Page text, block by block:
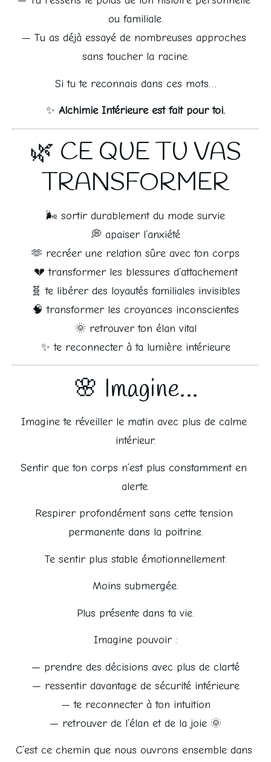
ou familiale.
— Tu as déjà essayé de nombreuses approches
sans toucher la racine.
Si tu te reconnais dans ces mots…
✨ Alchimie Intérieure est fait pour toi.
🌿 CE QUE TU VAS
TRANSFORMER
🌬️ sortir durablement du mode survie
💭 apaiser l’anxiété
🫶 recréer une relation sûre avec ton corps
💔 transformer les blessures d’attachement
🧬 te libérer des loyautés familiales invisibles
🧠 transformer les croyances inconscientes
🌞 retrouver ton élan vital
✨ te reconnecter à ta lumière intérieure
🌸 Imagine…
Imagine te réveiller le matin avec plus de calme
intérieur.
Sentir que ton corps n’est plus constamment en
alerte.
Respirer profondément sans cette tension
permanente dans la poitrine.
Te sentir plus stable émotionnellement.
Moins submergée.
Plus présente dans ta vie.
Imagine pouvoir :
— prendre des décisions avec plus de clarté
— ressentir davantage de sécurité intérieure
— te reconnecter à ton intuition
— retrouver de l’élan et de la joie 🌞